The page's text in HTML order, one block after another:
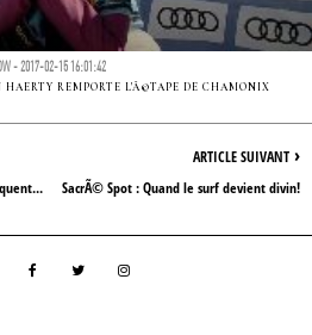
- 2017-02-15 16:01:42
REMPORTE L'Ã©TAPE DE CHAMONIX
ARTICLE SUIVANT ›
SacrÃ© Spot : Quand le surf devient divin!